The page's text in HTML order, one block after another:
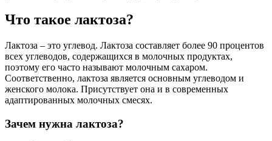
Что такое лактоза?
Лактоза – это углевод. Лактоза составляет более 90 процентов
всех углеводов, содержащихся в молочных продуктах,
поэтому его часто называют молочным сахаром.
Соответственно, лактоза является основным углеводом и
женского молока. Присутствует она и в современных
адаптированных молочных смесях.
Зачем нужна лактоза?